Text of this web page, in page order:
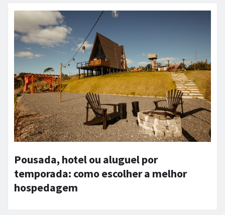
Pousada, hotel ou aluguel por
temporada: como escolher a melhor
hospedagem